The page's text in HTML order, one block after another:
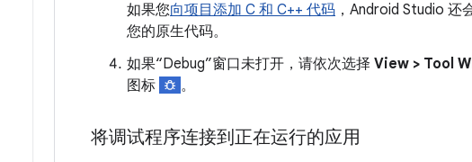
如果您向项目添加 C 和 C++ 代码 ，Android Studio 还
您的原生代码。
如果“Debug”窗口未打开，请依次选择 View > Tool
图标
。
将调试程序连接到正在运行的应用